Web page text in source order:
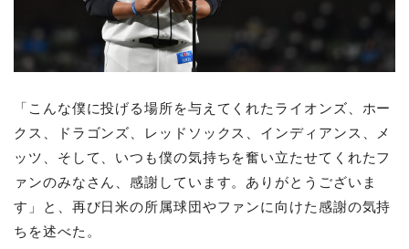
「こんな僕に投げる場所を与えてくれたライオンズ、ホー
クス、ドラゴンズ、レッドソックス、インディアンス、メ
ッツ、そして、いつも僕の気持ちを奮い立たせてくれたフ
ァンのみなさん、感謝しています。ありがとうございま
す」と、再び日米の所属球団やファンに向けた感謝の気持
ちを述べた。